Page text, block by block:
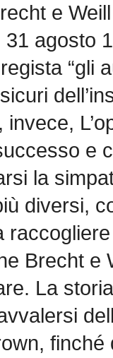
e
31 agosto
“gli
invece,
e
la
diversi,
Brecht e
La